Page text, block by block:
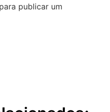
para publicar um